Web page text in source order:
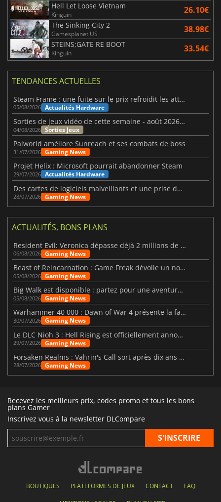
Hell Let Loose Vietnam
Kinguin 26.10€
The Sinking City 2
Gamesplanet US 38.98€
STEINS;GATE RE BOOT
Kinguin 33.54€
TENDANCES ACTUELLES
Steam Frame : une fuite sur le prix refroidit les attentes VR
05/08/2026 Actualités Hardware
Sorties de jeux vidéo de cette semaine - août 2026 (semaine 32)
04/08/2026 Sorties Jeux
Palworld améliore Sunreach et ses combats de boss
31/07/2026 Gaming News
Projet Helix : Microsoft pourrait abandonner Steam
29/07/2026 Actualités Hardware
Des cartes de logiciels malveillants et une prise de contrôle de Discord ont touché Meccha Chameleon
28/07/2026 Gaming News
ACTUALITÉS, BONS PLANS
Resident Evil: Veronica dépasse déjà 2 millions de wishlists
06/08/2026 Gaming News
Beast of Reincarnation : Game Freak dévoile un nouveau pari
05/08/2026 Gaming News
Big Walk est disponible : partez pour une aventure entre amis
05/08/2026 Gaming News
Warhammer 40 000 : Dawn of War 4 présente la faction des Nécrons
30/07/2026 Gaming News
Le DLC Nioh 3 : Hell Rising est officiellement annoncé
29/07/2026 Gaming News
Forsaken Realms : Vahrin's Call sort après dix ans de développement
28/07/2026 Gaming News
Recevez les meilleurs prix, codes promo et tous les bons
plans Gamer
Inscrivez vous à la newsletter DLCompare
BOUTIQUES PLATEFORMES DE JEUX CONTACT FAQ